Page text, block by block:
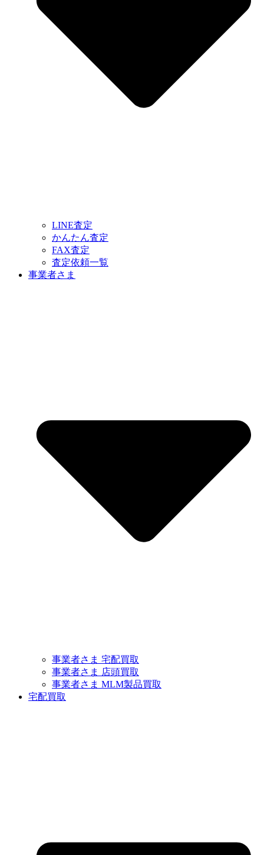
LINE査定
かんたん査定
FAX査定
査定依頼一覧
事業者さま
事業者さま 宅配買取
事業者さま 店頭買取
事業者さま MLM製品買取
宅配買取